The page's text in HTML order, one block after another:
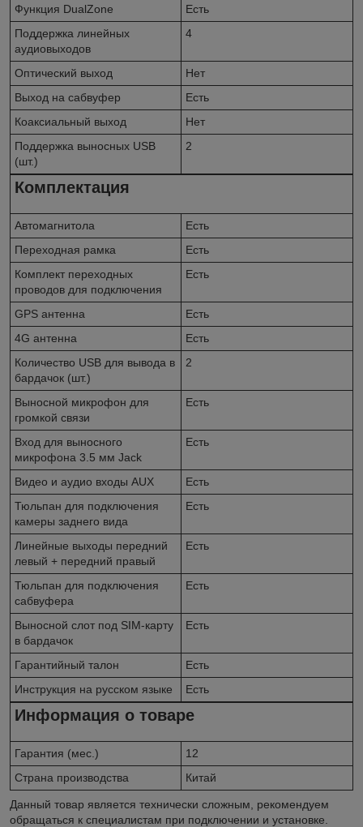
Функция DualZone
Есть
Поддержка линейных
аудиовыходов
4
Оптический выход
Нет
Выход на сабвуфер
Есть
Коаксиальный выход
Нет
Поддержка выносных USB
(шт.)
2
Комплектация
Автомагнитола
Есть
Переходная рамка
Есть
Комплект переходных
проводов для подключения
Есть
GPS антенна
Есть
4G антенна
Есть
Количество USB для вывода в
бардачок (шт.)
2
Выносной микрофон для
громкой связи
Есть
Вход для выносного
микрофона 3.5 мм Jack
Есть
Видео и аудио входы AUX
Есть
Тюльпан для подключения
камеры заднего вида
Есть
Линейные выходы передний
левый + передний правый
Есть
Тюльпан для подключения
сабвуфера
Есть
Выносной слот под SIM-карту
в бардачок
Есть
Гарантийный талон
Есть
Инструкция на русском языке
Есть
Информация о товаре
Гарантия (мес.)
12
Страна производства
Китай
Данный товар является технически сложным, рекомендуем
обращаться к специалистам при подключении и установке.